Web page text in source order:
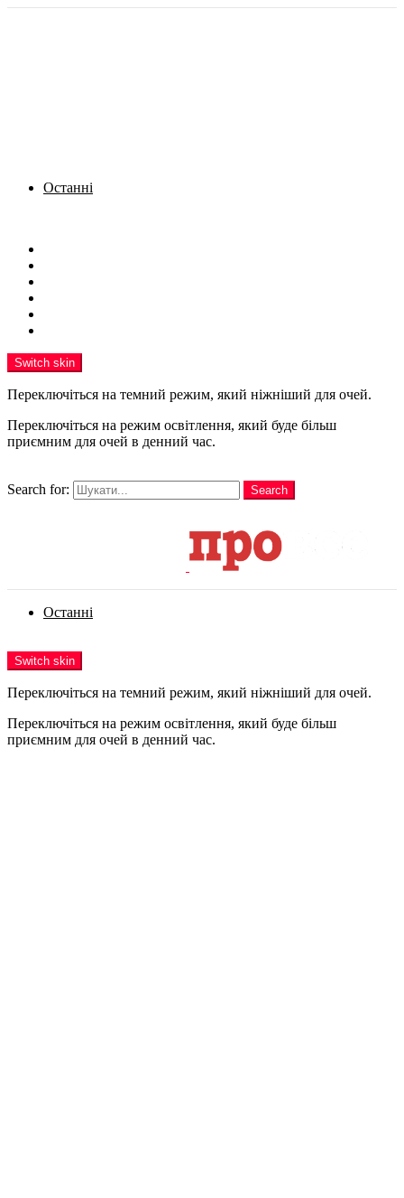
Останні
Switch skin
Переключіться на темний режим, який ніжніший для очей.
Переключіться на режим освітлення, який буде більш
приємним для очей в денний час.
Search for:
Search
Останні
Switch skin
Переключіться на темний режим, який ніжніший для очей.
Переключіться на режим освітлення, який буде більш
приємним для очей в денний час.